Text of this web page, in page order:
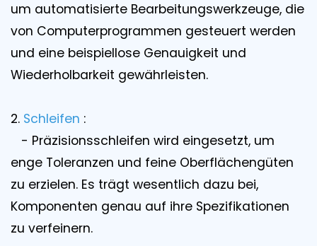
um automatisierte Bearbeitungswerkzeuge, die
von Computerprogrammen gesteuert werden
und eine beispiellose Genauigkeit und
Wiederholbarkeit gewährleisten.
2. Schleifen :
- Präzisionsschleifen wird eingesetzt, um
enge Toleranzen und feine Oberflächengüten
zu erzielen. Es trägt wesentlich dazu bei,
Komponenten genau auf ihre Spezifikationen
zu verfeinern.